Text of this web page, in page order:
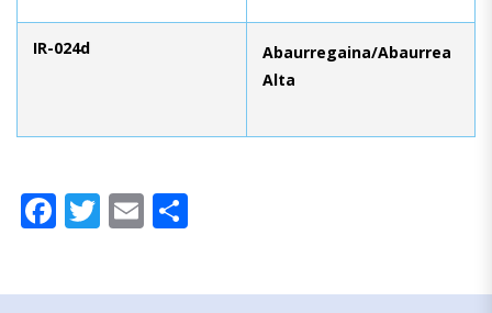
IR-024d
Abaurregaina/Abaurrea
Alta
Facebook
Twitter
Email